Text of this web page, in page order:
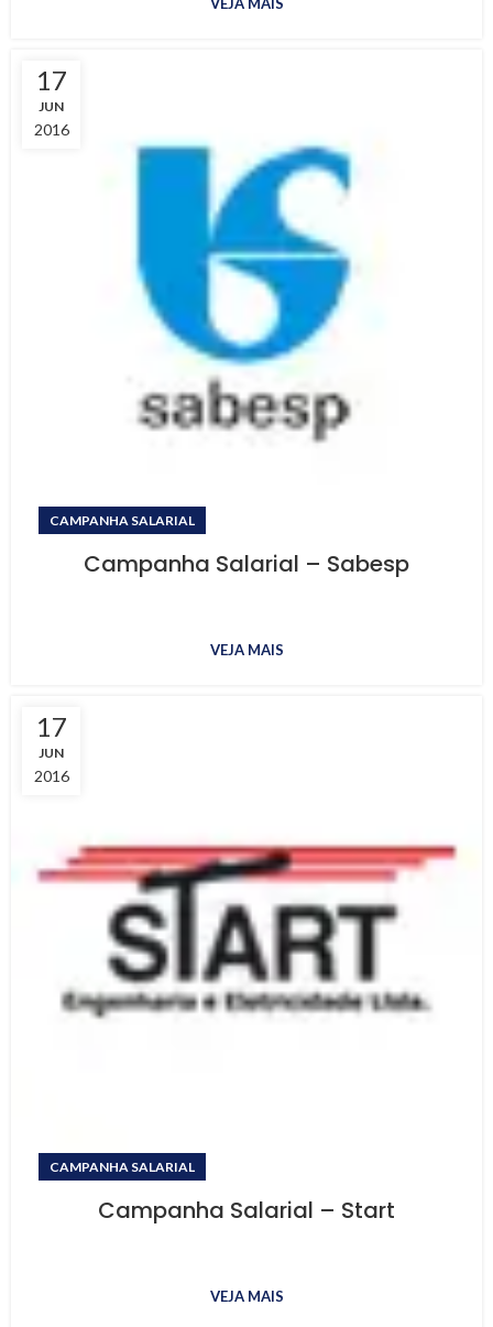
17
JUN
2016
CAMPANHA SALARIAL
Campanha Salarial – Sabesp
VEJA MAIS
17
JUN
2016
CAMPANHA SALARIAL
Campanha Salarial – Start
VEJA MAIS